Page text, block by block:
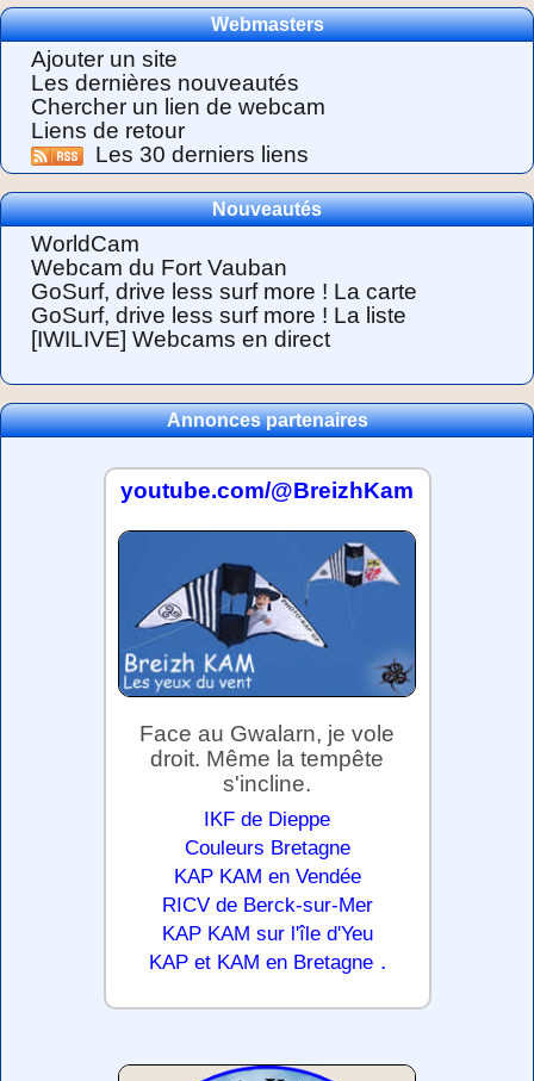
Webmasters
Ajouter un site
Les dernières nouveautés
Chercher un lien de webcam
Liens de retour
Les 30 derniers liens
Nouveautés
WorldCam
Webcam du Fort Vauban
GoSurf, drive less surf more ! La carte
GoSurf, drive less surf more ! La liste
[IWILIVE] Webcams en direct
Annonces partenaires
youtube.com/@BreizhKam
Face au Gwalarn, je vole
droit. Même la tempête
s'incline.
IKF de Dieppe
Couleurs Bretagne
KAP KAM en Vendée
RICV de Berck-sur-Mer
KAP KAM sur l'île d'Yeu
KAP et KAM en Bretagne .